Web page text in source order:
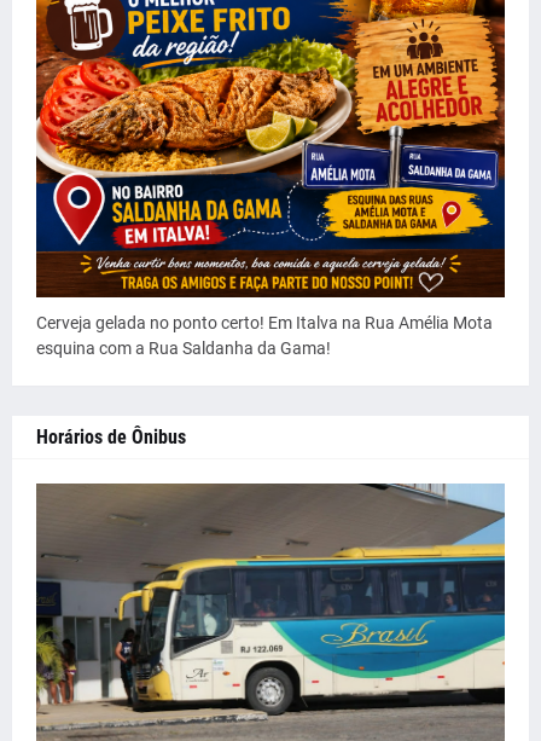
Cerveja gelada no ponto certo! Em Italva na Rua Amélia Mota
esquina com a Rua Saldanha da Gama!
Horários de Ônibus